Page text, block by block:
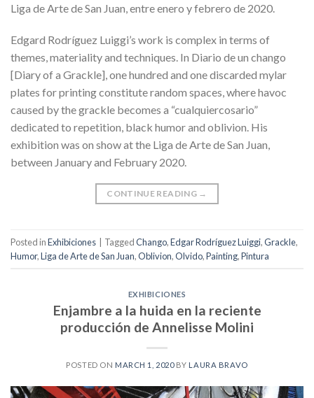
Liga de Arte de San Juan, entre enero y febrero de 2020.
Edgard Rodríguez Luiggi’s work is complex in terms of
themes, materiality and techniques. In Diario de un chango
[Diary of a Grackle], one hundred and one discarded mylar
plates for printing constitute random spaces, where havoc
caused by the grackle becomes a “cualquiercosario”
dedicated to repetition, black humor and oblivion. His
exhibition was on show at the Liga de Arte de San Juan,
between January and February 2020.
CONTINUE READING →
Posted inExhibiciones TaggedChango,Edgar Rodríguez Luiggi,Grackle,
Humor,Liga de Arte de San Juan,Oblivion,Olvido,Painting,Pintura
EXHIBICIONES
Enjambre a la huida en la reciente
producción de Annelisse Molini
POSTED ON MARCH 1, 2020BY LAURA BRAVO